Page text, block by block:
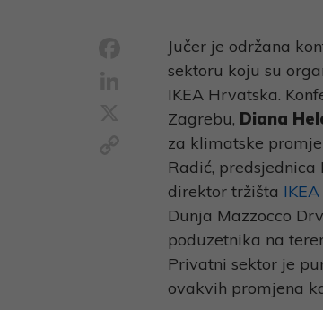
Facebook
LinkedIn
Copy
Link
Jučer je održana
sektoru koju su
IKEA Hrvatska.
Zagrebu, Diana
za klimatske
Radić, predsjednica
direktor tržišta IKEA
Dunja Mazzocco
poduzetnika na
Privatni sektor je
ovakvih promjena